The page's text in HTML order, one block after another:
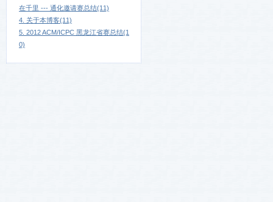
在千里 --- 通化邀请赛总结(11)
4. 关于本博客(11)
5. 2012 ACM/ICPC 黑龙江省赛总结(1
0)